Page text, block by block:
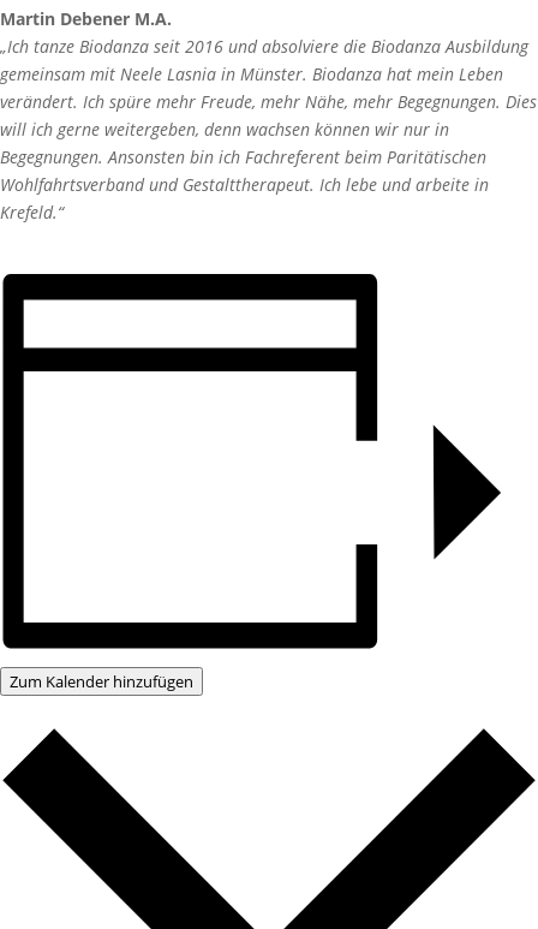
Martin Debener M.A.
„Ich tanze Biodanza seit 2016 und absolviere die Biodanza Ausbildung
gemeinsam mit Neele Lasnia in Münster. Biodanza hat mein Leben
verändert. Ich spüre mehr Freude, mehr Nähe, mehr Begegnungen. Dies
will ich gerne weitergeben, denn wachsen können wir nur in
Begegnungen. Ansonsten bin ich Fachreferent beim Paritätischen
Wohlfahrtsverband und Gestalttherapeut. Ich lebe und arbeite in
Krefeld.“
Zum Kalender hinzufügen